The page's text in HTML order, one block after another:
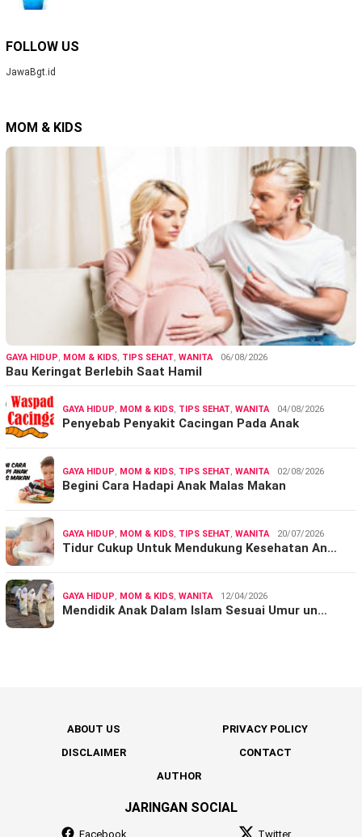
FOLLOW US
JawaBgt.id
MOM & KIDS
GAYA HIDUP, MOM & KIDS, TIPS SEHAT, WANITA 06/08/2026
Bau Keringat Berlebih Saat Hamil
GAYA HIDUP, MOM & KIDS, TIPS SEHAT, WANITA 04/08/2026
Penyebab Penyakit Cacingan Pada Anak
GAYA HIDUP, MOM & KIDS, TIPS SEHAT, WANITA 02/08/2026
Begini Cara Hadapi Anak Malas Makan
GAYA HIDUP, MOM & KIDS, TIPS SEHAT, WANITA 20/07/2026
Tidur Cukup Untuk Mendukung Kesehatan An…
GAYA HIDUP, MOM & KIDS, WANITA 12/04/2026
Mendidik Anak Dalam Islam Sesuai Umur un…
ABOUT US
PRIVACY POLICY
DISCLAIMER
CONTACT
AUTHOR
JARINGAN SOCIAL
Facebook Twitter